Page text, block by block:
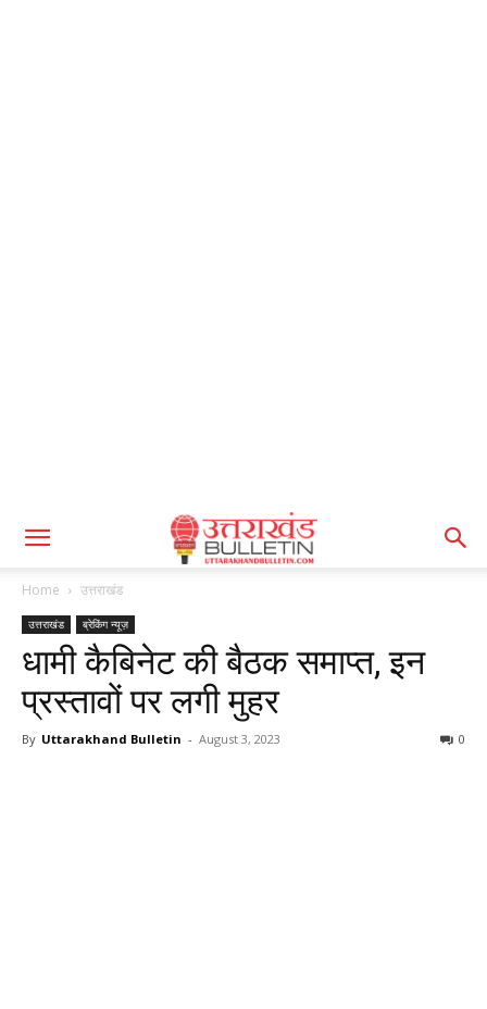
Home उत्तराखंड
उत्तराखंड ब्रेकिंग न्यूज़
धामी कैबिनेट की बैठक समाप्त, इन
प्रस्तावों पर लगी मुहर
By Uttarakhand Bulletin - August 3, 2023 0